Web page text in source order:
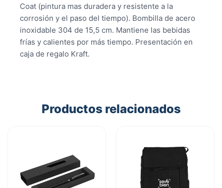
Coat (pintura mas duradera y resistente a la
corrosión y el paso del tiempo). Bombilla de acero
inoxidable 304 de 15,5 cm. Mantiene las bebidas
frías y calientes por más tiempo. Presentación en
caja de regalo Kraft.
Productos relacionados